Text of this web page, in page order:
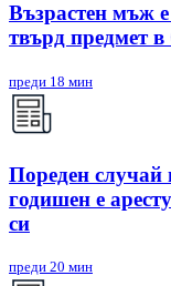
Възрастен мъж е
твърд предмет
преди 18 мин
Пореден
годишен е
си
преди 20 мин